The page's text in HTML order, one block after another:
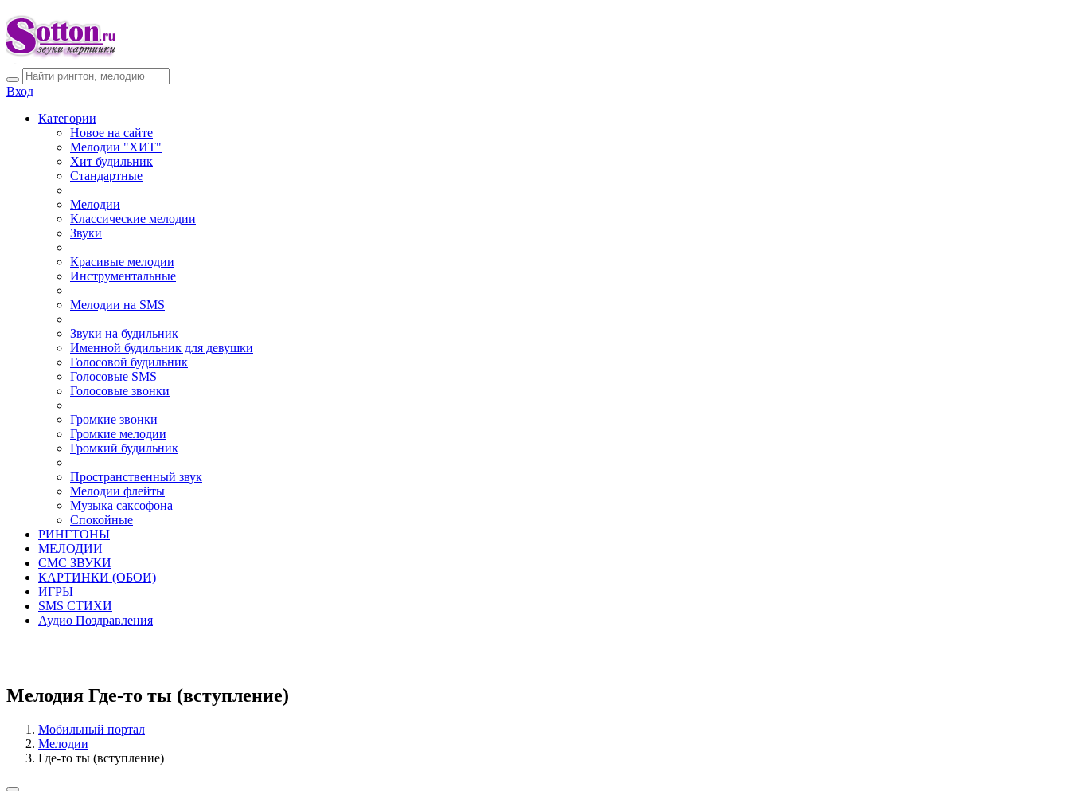
Вход
Категории
Новое на сайте
Мелодии "ХИТ"
Хит будильник
Стандартные
Мелодии
Классические мелодии
Звуки
Красивые мелодии
Инструментальные
Мелодии на SMS
Звуки на будильник
Именной будильник для девушки
Голосовой будильник
Голосовые SMS
Голосовые звонки
Громкие звонки
Громкие мелодии
Громкий будильник
Пространственный звук
Мелодии флейты
Музыка саксофона
Спокойные
РИНГТОНЫ
МЕЛОДИИ
СМС ЗВУКИ
КАРТИНКИ (ОБОИ)
ИГРЫ
SMS СТИХИ
Аудио Поздравления
Мелодия Где-то ты (вступление)
Мобильный портал
Мелодии
Где-то ты (вступление)